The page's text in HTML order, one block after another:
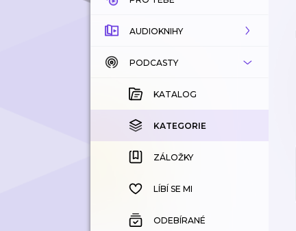
AUDIOKNIHY
KATALOG
KOUPENÉ
KATEGORIE
ZÁLOŽKY
HISTORIE
PODCASTY
KATALOG
KATEGORIE
ZÁLOŽKY
LÍBÍ SE MI
ODEBÍRANÉ